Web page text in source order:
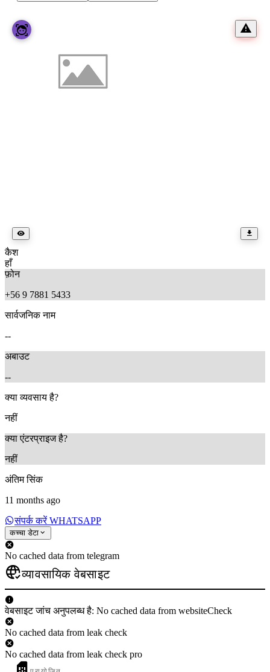
कैश
हाँ
फ़ोन
+56 9 7881 5433
सार्वजनिक नाम
--
अबाउट
--
क्या व्यवसाय है?
नहीं
क्या एंटरप्राइज है?
नहीं
अंतिम सिंक
11 months ago
संपर्क करें WHATSAPP
कच्चा डेटा
No cached data from telegram
व्यावसायिक वेबसाइट
वेबसाइट जांच अनुपलब्ध है: No cached data from websiteCheck
No cached data from leak check
No cached data from leak check pro